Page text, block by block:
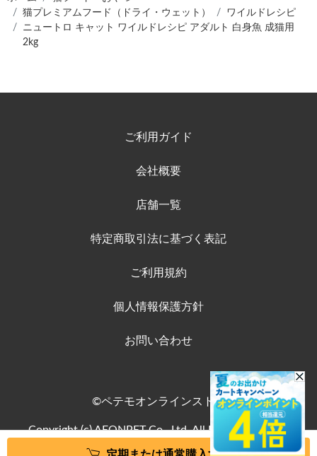
猫プレミアムフード（ドライ・ウェット）
ワイルドレシピ
ニュートロ キャット ワイルドレシピ アダルト 白身魚 成猫用
2kg
ご利用ガイド
会社概要
店舗一覧
特定商取引法に基づく表記
ご利用規約
個人情報保護方針
お問い合わせ
©ペテモオンラインストア
Copyright (c) AEONPET Co., Ltd. All Rights Reserved.